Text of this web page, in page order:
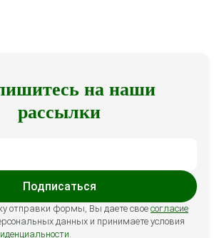
на наши
рассылки
Подписаться
отправки формы, Вы даете свое согласие
данных и принимаете условия
.